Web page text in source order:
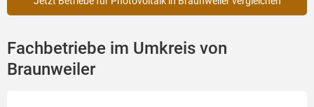
Fachbetriebe im Umkreis von
Braunweiler